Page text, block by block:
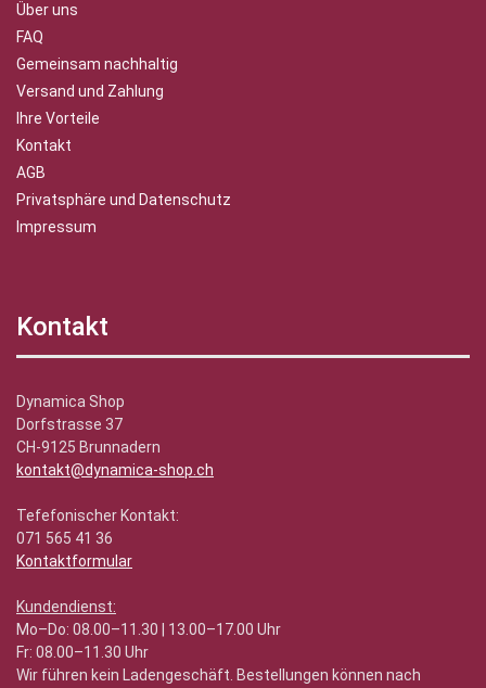
Über uns
FAQ
Gemeinsam nachhaltig
Versand und Zahlung
Ihre Vorteile
Kontakt
AGB
Privatsphäre und Datenschutz
Impressum
Kontakt
Dynamica Shop
Dorfstrasse 37
CH-9125 Brunnadern
kontakt@dynamica-shop.ch
Tefefonischer Kontakt:
071 565 41 36
Kontaktformular
Kundendienst:
Mo–Do: 08.00–11.30 | 13.00–17.00 Uhr
Fr: 08.00–11.30 Uhr
Wir führen kein Ladengeschäft. Bestellungen können nach